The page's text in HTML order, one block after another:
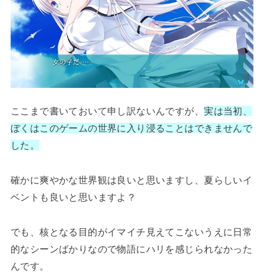
ここまで書いておいて申し訳ないんですが、実は当初、
ぼくはこのゲームの世界に入り浸ることはできませんで
した。
確かに爽やかな世界観は良いと思いますし、夏らしいイ
ベントも良いと思いますよ？
でも、核となる目的がイマイチ見えてこないうえに日常
的なシーンばかりなので物語にハリを感じられなかった
んです。